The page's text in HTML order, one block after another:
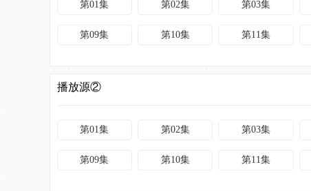
第01集 第02集 第03集
第09集 第10集 第11集
播放源②
第01集 第02集 第03集
第09集 第10集 第11集